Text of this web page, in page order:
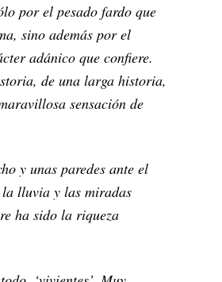
por el pesado fardo que
sino además por el
adánico que confiere.
de una larga historia,
sensación de
y unas paredes ante el
lluvia y las miradas
ha sido la riqueza